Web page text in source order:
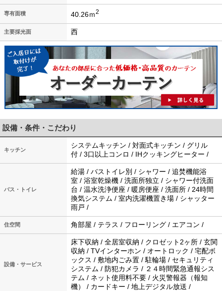
専有面積 40.26ｍ2
主要採光面 西
設備・条件・こだわり
キッチン
システムキッチン / 対面式キッチン / グリル
付 / 3口以上コンロ / IHクッキングヒーター /
バス・トイレ
給湯 / バストイレ別 / シャワー / 追焚機能浴
室 / 浴室乾燥機 / 洗面所独立 / シャワー付洗面
台 / 温水洗浄便座 / 暖房便座 / 洗面所 / 24時間
換気システム / 室内洗濯機置き場 / シャッター
雨戸 /
住空間 角部屋 / テラス / フローリング / エアコン /
設備・サービス
床下収納 / 全居室収納 / クロゼット2ヶ所 / 玄関
収納 / TVインターホン / オートロック / 宅配ボ
ックス / 敷地内ごみ置 / 駐輪場 / セキュリティ
システム / 防犯カメラ / ２４時間緊急通報シス
テム / ネット使用料不要 / 火災警報器（報知
機） / カードキー / 地上デジタル放送 /